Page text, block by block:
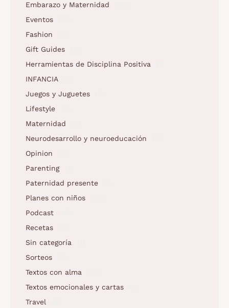
Embarazo y Maternidad
Eventos
Fashion
Gift Guides
Herramientas de Disciplina Positiva
INFANCIA
Juegos y Juguetes
Lifestyle
Maternidad
Neurodesarrollo y neuroeducación
Opinion
Parenting
Paternidad presente
Planes con niños
Podcast
Recetas
Sin categoría
Sorteos
Textos con alma
Textos emocionales y cartas
Travel